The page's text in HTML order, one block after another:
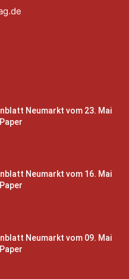
Neumarkt vom 23. Mai
Neumarkt vom 16. Mai
Neumarkt vom 09. Mai